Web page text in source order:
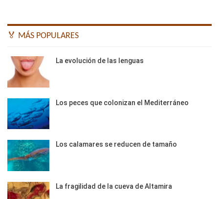
🏅 MÁS POPULARES
La evolución de las lenguas
Los peces que colonizan el Mediterráneo
Los calamares se reducen de tamaño
La fragilidad de la cueva de Altamira